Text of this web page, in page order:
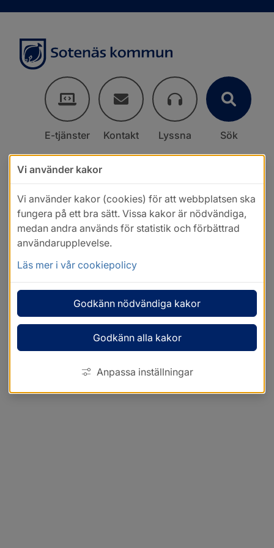
E-tjänster Kontakt Lyssna Sök
Vi använder kakor
Vi använder kakor (cookies) för att webbplatsen ska
fungera på ett bra sätt. Vissa kakor är nödvändiga,
medan andra används för statistik och förbättrad
användarupplevelse.
Läs mer i vår cookiepolicy
Godkänn nödvändiga kakor
Godkänn alla kakor
Anpassa inställningar